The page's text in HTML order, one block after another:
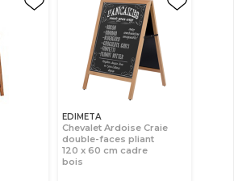
EDIMETA
Chevalet Ardoise Craie
double-faces pliant
120 x 60 cm cadre
bois